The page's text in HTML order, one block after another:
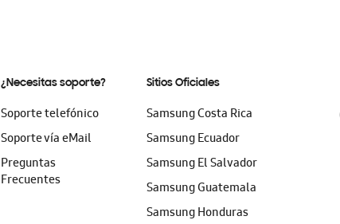
¿Necesitas soporte?
Soporte telefónico
Soporte vía eMail
Preguntas
Frecuentes
Sitios Oficiales
Samsung Costa Rica
Samsung Ecuador
Samsung El Salvador
Samsung Guatemala
Samsung Honduras